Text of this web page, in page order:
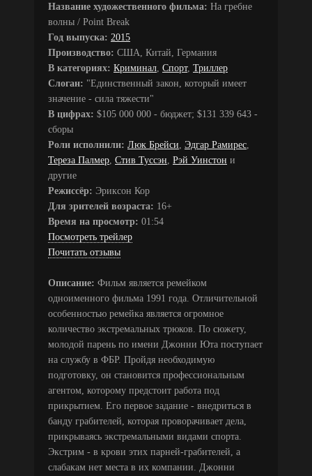
Название художественного фильма: На гребне
волны / Point Break
Год выпуска: 2015
Производство: США, Китай, Германия
В категориях: Криминал Спорт, Триллер
Слоган: "Единственный закон, который имеет
значение - сила тяжести"
В цифрах: $105 000 000 - бюджет; $131 339 643 -
сборы
Роли исполнили: Люк Брейси Эдгар Рамирес
Тереза Палмер Стив Туссэн Рэй Уинстон и
другие
Режиссёр: Эриксон Кор
Для зрителей возраста: 16+
Время на просмотр: 01:54
Посмотреть трейлер
Почитать отзывы
Описание: Фильм является ремейком
одноименного фильма 1991 года. Отличительной
особенностью ремейка является огромное
количество экстремальных трюков. По сюжету,
молодой парень по имени Джонни Юта поступает
на службу в ФБР. Пройдя необходимую
подготовку, он становится профессиональным
агентом, которому предстоит работа под
прикрытием. Его первое задание - внедриться в
банду грабителей, которая проворачивает дела,
прикрываясь экстремальными видами спорта.
Экстрим - в крови этих парней-грабителей, а
слабакам нет места в их компании. Джонни